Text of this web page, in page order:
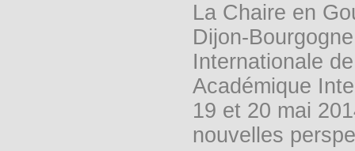
La Chaire en
Dijon-
Internationale
Académique
19 et 20 mai
nouvelles